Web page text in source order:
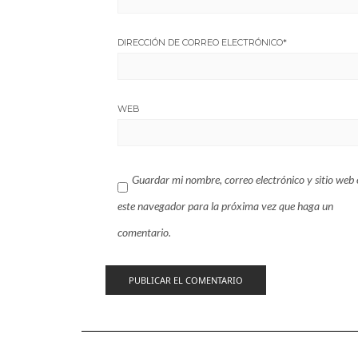
DIRECCIÓN DE CORREO ELECTRÓNICO*
WEB
Guardar mi nombre, correo electrónico y sitio web
este navegador para la próxima vez que haga un
comentario.